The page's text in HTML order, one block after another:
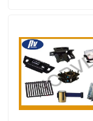
Giro della
Controllo di